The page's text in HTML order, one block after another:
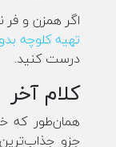
اگر همزن و فر
تهیه کلوچه
درست کنید.
کلام آخر
همان‌طور که
جزو